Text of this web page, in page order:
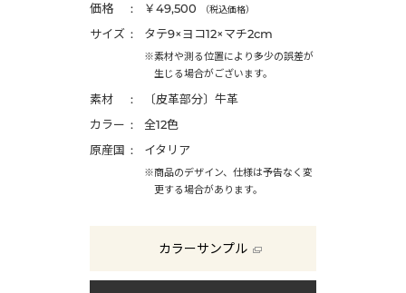
価格
￥49,500 （税込価格）
サイズ タテ9×ヨコ12×マチ2cm
※素材や測る位置により多少の誤差が
生じる場合がございます。
素材
〔皮革部分〕牛革
カラー
全12色
原産国
イタリア
※商品のデザイン、仕様は予告なく変
更する場合があります。
カラーサンプル